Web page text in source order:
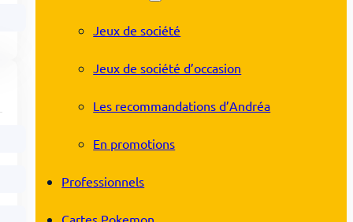
Jeux de société
Jeux de société d’occasion
Les recommandations d’Andréa
En promotions
Professionnels
Cartes Pokemon